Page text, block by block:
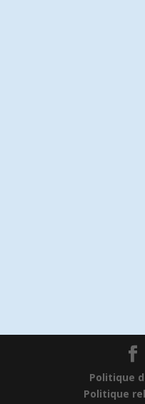
Politique
Politique